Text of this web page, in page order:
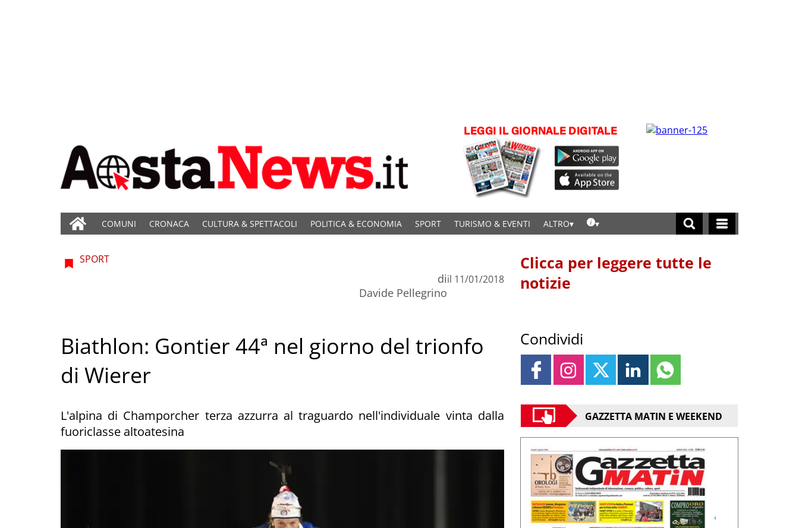
COMUNI CRONACA CULTURA & SPETTACOLI POLITICA & ECONOMIA SPORT TURISMO & EVENTI ALTRO
SPORT
di
Davide Pellegrino
il 11/01/2018
Biathlon: Gontier 44ª nel giorno del trionfo
di Wierer
L'alpina di Champorcher terza azzurra al traguardo nell'individuale vinta dalla
fuoriclasse altoatesina
Clicca per leggere tutte le
notizie
Condividi
GAZZETTA MATIN E WEEKEND